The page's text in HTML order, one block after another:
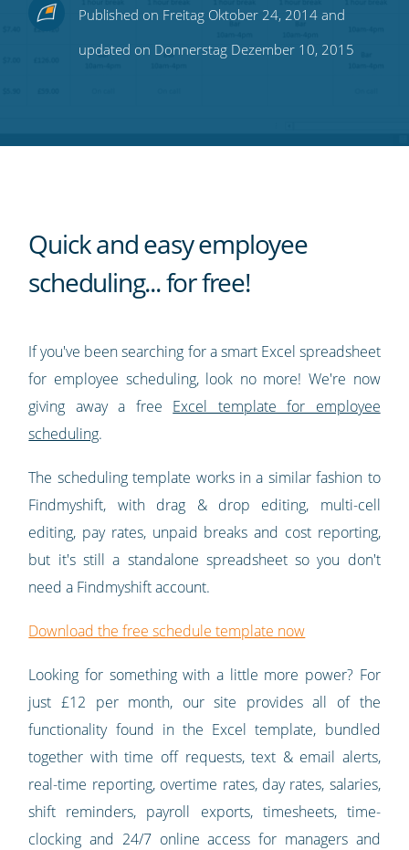
ShareShareShare
this
Share
this
Subscribe
to
RSS
Published on Freitag Oktober 24, 2014 and
updated on Donnerstag Dezember 10, 2015
Quick and easy employee
scheduling... for free!
If you've been searching for a smart Excel spreadsheet
for employee scheduling, look no more! We're now
giving away a free Excel template for employee
scheduling.
The scheduling template works in a similar fashion to
Findmyshift, with drag & drop editing, multi-cell
editing, pay rates, unpaid breaks and cost reporting,
but it's still a standalone spreadsheet so you don't
need a Findmyshift account.
Download the free schedule template now
Looking for something with a little more power? For
just £12 per month, our site provides all of the
functionality found in the Excel template, bundled
together with time off requests, text & email alerts,
real-time reporting, overtime rates, day rates, salaries,
shift reminders, payroll exports, timesheets, time-
clocking and 24/7 online access for managers and